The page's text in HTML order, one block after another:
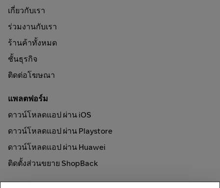
เกี่ยวกับเรา
ร่วมงานกับเรา
ร้านค้าทั้งหมด
ชั้นธุรกิจ
ติดต่อโฆษณา
แพลตฟอร์ม
ดาวน์โหลดแอป ผ่าน iOS
ดาวน์โหลดแอป ผ่าน Playstore
ดาวน์โหลดแอป ผ่าน Huawei
ติดตั้งส่วนขยาย ShopBack